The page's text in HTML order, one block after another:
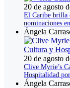
20 de agosto
El Caribe brilla
nominaciones
Ángela
20 de agosto
Clive Myrie’s
Hospitalidad
Ángela